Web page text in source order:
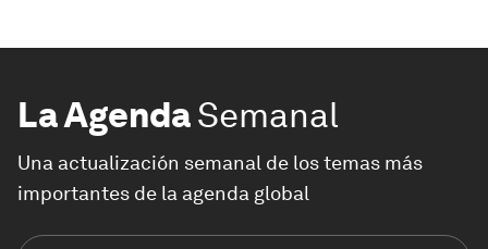
La AgendaSemanal
Una actualización semanal de los temas más
importantes de la agenda global